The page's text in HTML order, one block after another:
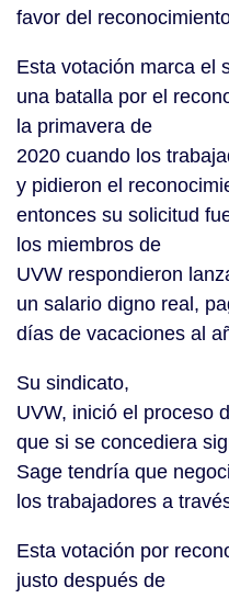
favor del
Esta votación marca el
una batalla por el
la primavera de
2020 cuando los
y pidieron el
entonces su solicitud
los miembros de
UVW respondieron
un salario digno real,
días de vacaciones al
Su sindicato,
UVW, inició el proceso
que si se concediera
Sage tendría que
los trabajadores a
Esta votación por
justo después de